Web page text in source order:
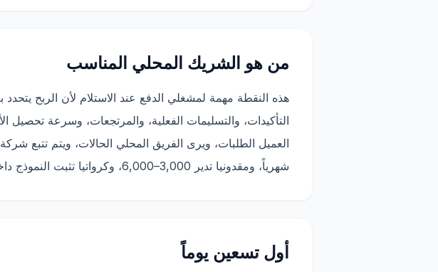
من هو الشريك المحلي المناسب
هذه النقطة مهمة لمشغلي الدفع عند الاستلام لأن الربح
شهرياً، ومقدونيا تدير 3,000–6,000، وكرواتيا تثبت النموذج داخل سوق الاتحاد الأوروبي. يمكن لبلغاريا تطبيق هذه الدروس بسرعة.
أول تسعين يوماً